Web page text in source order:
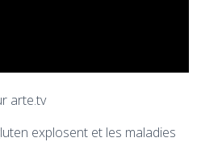
arte.tv
explosent et les maladies